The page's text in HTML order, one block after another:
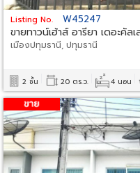
Listing No. W45247
ขายทาวน์เฮ้าส์ อารียา เดอะคั
เมืองปทุมธานี, ปทุมธานี
2 ชั้น 20 ตร.ว. 4 นอน